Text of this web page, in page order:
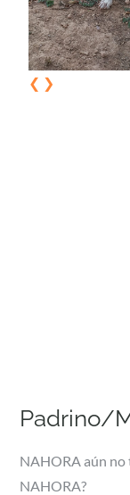
❮ ❯
Padrino/
NAHORA aún
NAHORA?